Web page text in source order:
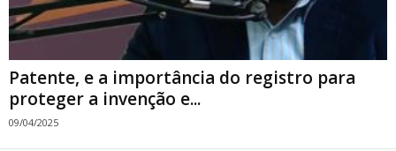
Patente, e a importância do registro para
proteger a invenção e...
09/04/2025